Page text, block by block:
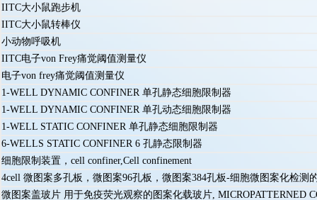
IITC大小鼠跑步机
IITC大小鼠转棒仪
小动物呼吸机
IITC电子von Frey痛觉阈值测量仪
电子von frey痛觉阈值测量仪
1-WELL DYNAMIC CONFINER 单孔静态细胞限制器
1-WELL DYNAMIC CONFINER 单孔动态细胞限制器
1-WELL STATIC CONFINER 单孔静态细胞限制器
6-WELLS STATIC CONFINER 6 孔静态限制器
细胞限制装置，cell confiner,Cell confinement
4cell 微图案多孔板，微图案96孔板，微图案384孔板-细胞微图案化检测
微图案盖玻片 用于免疫荧光观察的图案化载玻片, MICROPATTERNED